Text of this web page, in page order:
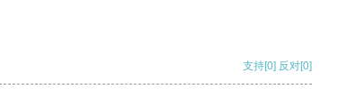
支持[0] 反对[0]